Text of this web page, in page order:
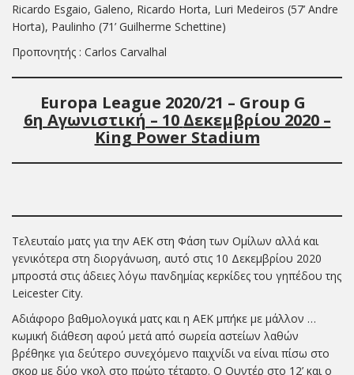
Ricardo Esgaio, Galeno, Ricardo Horta, Luri Medeiros (57’ Andre
Horta), Paulinho (71’ Guilherme Schettine)
Προπονητής : Carlos Carvalhal
Europa League 2020/21 – Group G
6η Αγωνιστική – 10 Δεκεμβρίου 2020 –
King Power Stadium
Τελευταίο ματς για την ΑΕΚ στη Φάση των Ομίλων αλλά και
γενικότερα στη διοργάνωση, αυτό στις 10 Δεκεμβρίου 2020
μπροστά στις άδειες λόγω πανδημίας κερκίδες του γηπέδου της
Leicester City.
Aδιάφορο βαθμολογικά ματς και η ΑΕΚ μπήκε με μάλλον …
κωμική διάθεση αφού μετά από σωρεία αστείων λαθών
βρέθηκε για δεύτερο συνεχόμενο παιχνίδι να είναι πίσω στο
σκορ με δύο γκολ στο πρώτο τέταρτο. Ο Ουντέρ στο 12’ και ο